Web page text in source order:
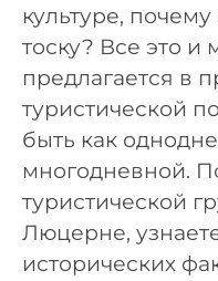
культуре,
тоску? Все это и
предлагается в
туристической
быть как
многодневной.
туристической
Люцерне,
исторических